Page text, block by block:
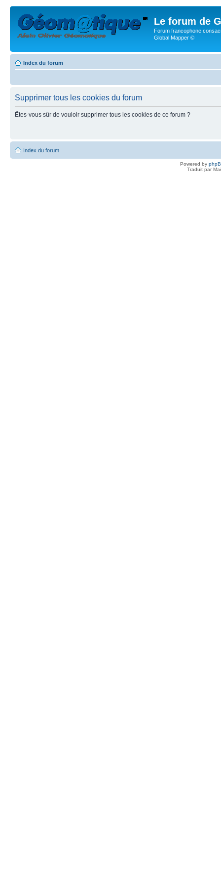
Le forum de
Forum francophone
Global Mapper ©
Index du forum
Supprimer tous les cookies du forum
Êtes-vous sûr de vouloir supprimer tous les cookies de ce forum ?
Index du forum
Powered by
Traduit par